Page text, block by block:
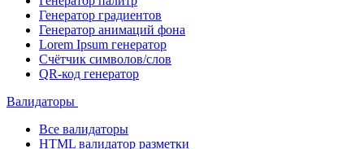
Генератор градиентов
Генератор анимаций фона
Lorem Ipsum генератор
Счётчик символов/слов
QR-код генератор
Валидаторы
Все валидаторы
HTML валидатор разметки